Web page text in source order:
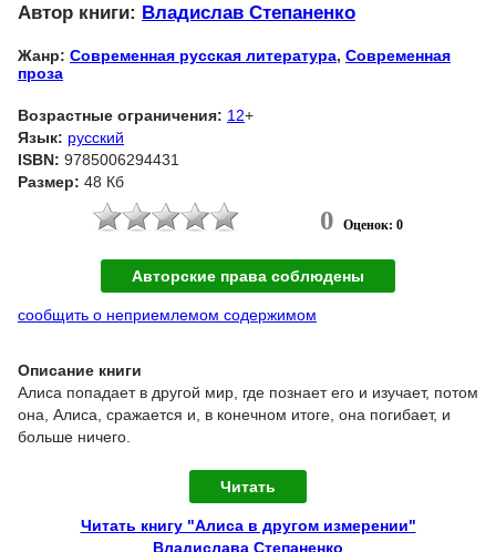
Автор книги: Владислав Степаненко
Жанр: Современная русская литература, Современная
проза
Возрастные ограничения: 12+
Язык: русский
ISBN: 9785006294431
Размер: 48 Кб
0 Оценок: 0
Авторские права соблюдены
сообщить о неприемлемом содержимом
Описание книги
Алиса попадает в другой мир, где познает его и изучает, потом
она, Алиса, сражается и, в конечном итоге, она погибает, и
больше ничего.
Читать
Читать книгу "Алиса в другом измерении"
Владислава Степаненко